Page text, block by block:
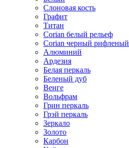
Слоновая кость
Графит
Титан
Corian белый рельеф
Corian черный рифленый
Алюминий
Ардезия
Белая перкаль
Беленый дуб
Венге
Вольфрам
Грин перкаль
Грэй перкаль
Зеркало
Золото
Карбон